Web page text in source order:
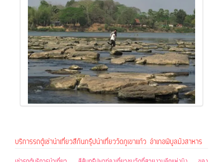
บริการรถตู้เช่านำเที่ยวสีกันกรุ๊ปนำเที่ยววัดภูเขาแก้ว อำเภอพิบูลมังสาหาร